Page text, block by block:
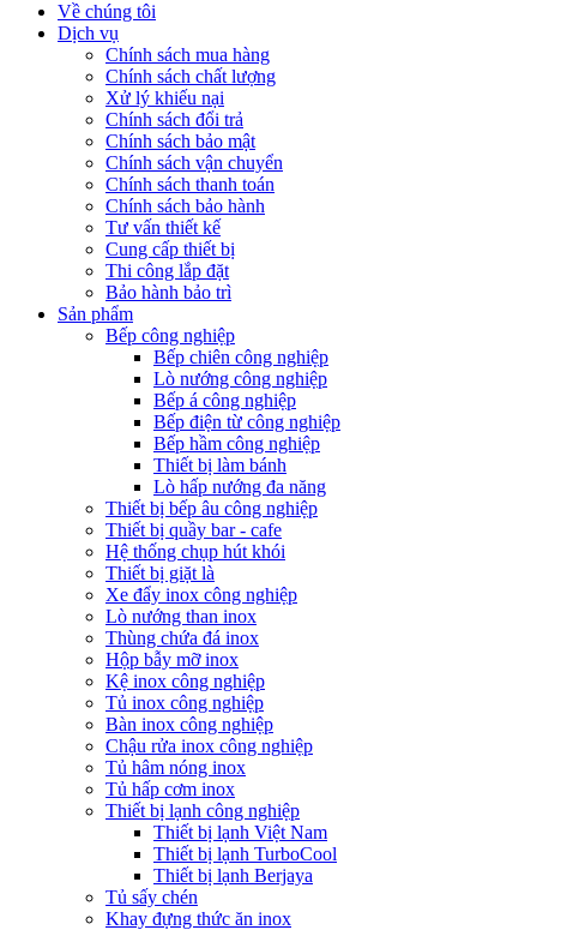
Về chúng tôi
Dịch vụ
Chính sách mua hàng
Chính sách chất lượng
Xử lý khiếu nại
Chính sách đổi trả
Chính sách bảo mật
Chính sách vận chuyển
Chính sách thanh toán
Chính sách bảo hành
Tư vấn thiết kế
Cung cấp thiết bị
Thi công lắp đặt
Bảo hành bảo trì
Sản phẩm
Bếp công nghiệp
Bếp chiên công nghiệp
Lò nướng công nghiệp
Bếp á công nghiệp
Bếp điện từ công nghiệp
Bếp hầm công nghiệp
Thiết bị làm bánh
Lò hấp nướng đa năng
Thiết bị bếp âu công nghiệp
Thiết bị quầy bar - cafe
Hệ thống chụp hút khói
Thiết bị giặt là
Xe đẩy inox công nghiệp
Lò nướng than inox
Thùng chứa đá inox
Hộp bẫy mỡ inox
Kệ inox công nghiệp
Tủ inox công nghiệp
Bàn inox công nghiệp
Chậu rửa inox công nghiệp
Tủ hâm nóng inox
Tủ hấp cơm inox
Thiết bị lạnh công nghiệp
Thiết bị lạnh Việt Nam
Thiết bị lạnh TurboCool
Thiết bị lạnh Berjaya
Tủ sấy chén
Khay đựng thức ăn inox